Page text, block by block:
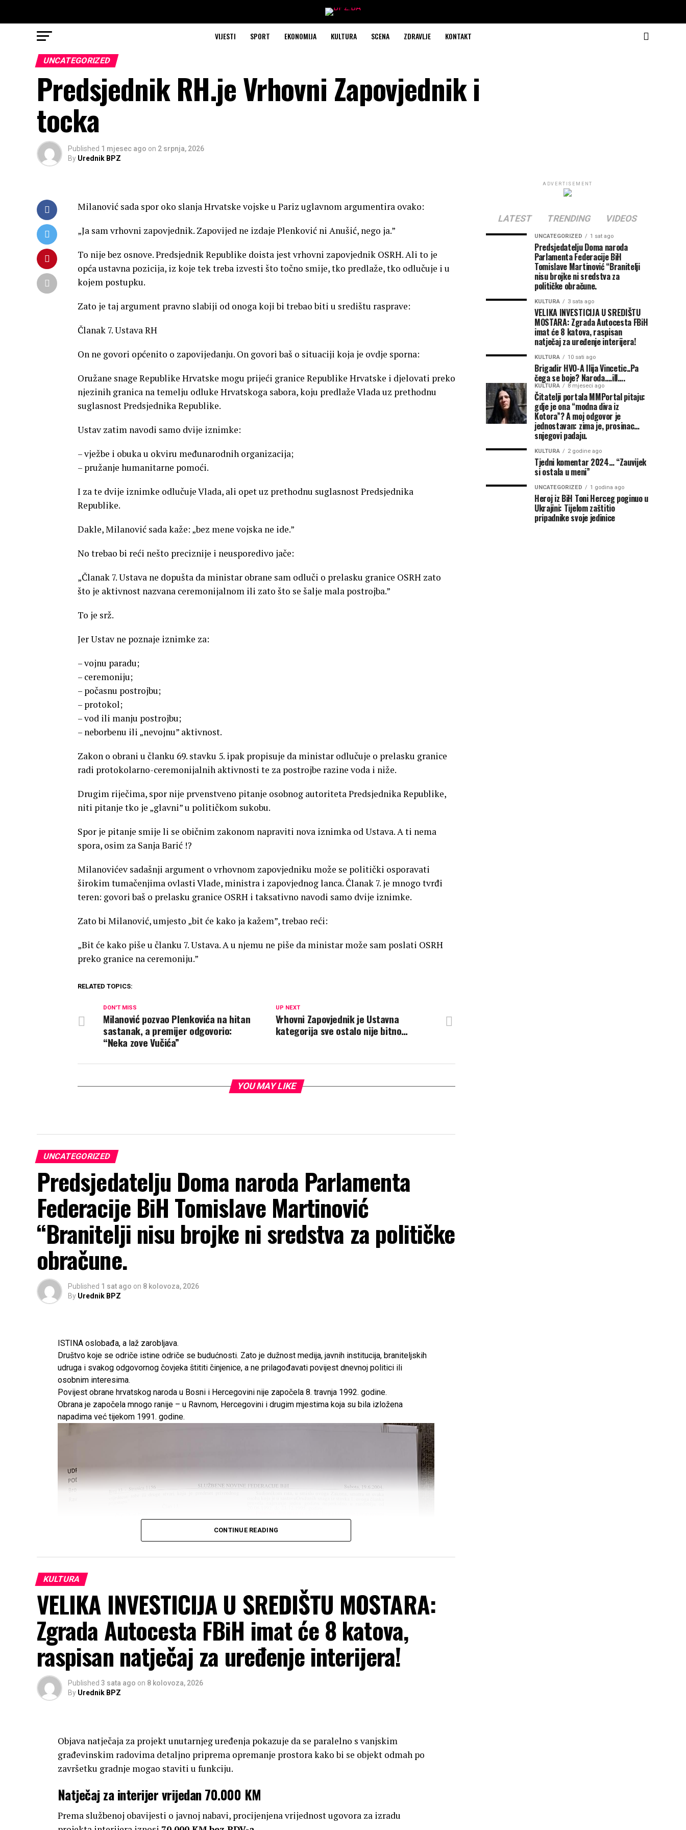
VIJESTI SPORT EKONOMIJA KULTURA SCENA ZDRAVLJE KONTAKT
UNCATEGORIZED
Predsjednik RH.je Vrhovni Zapovjednik i
tocka
Published 1 mjesec ago on 2 srpnja, 2026
By Urednik BPZ
Milanović sada spor oko slanja Hrvatske vojske u Pariz uglavnom argumentira ovako:
„Ja sam vrhovni zapovjednik. Zapovijed ne izdaje Plenković ni Anušić, nego ja.”
To nije bez osnove. Predsjednik Republike doista jest vrhovni zapovjednik OSRH. Ali to je
opća ustavna pozicija, iz koje tek treba izvesti što točno smije, tko predlaže, tko odlučuje i u
kojem postupku.
Zato je taj argument pravno slabiji od onoga koji bi trebao biti u središtu rasprave:
Članak 7. Ustava RH
On ne govori općenito o zapovijedanju. On govori baš o situaciji koja je ovdje sporna:
Oružane snage Republike Hrvatske mogu prijeći granice Republike Hrvatske i djelovati preko
njezinih granica na temelju odluke Hrvatskoga sabora, koju predlaže Vlada uz prethodnu
suglasnost Predsjednika Republike.
Ustav zatim navodi samo dvije iznimke:
– vježbe i obuka u okviru međunarodnih organizacija;
– pružanje humanitarne pomoći.
I za te dvije iznimke odlučuje Vlada, ali opet uz prethodnu suglasnost Predsjednika
Republike.
Dakle, Milanović sada kaže: „bez mene vojska ne ide.”
No trebao bi reći nešto preciznije i neusporedivo jače:
„Članak 7. Ustava ne dopušta da ministar obrane sam odluči o prelasku granice OSRH zato
što je aktivnost nazvana ceremonijalnom ili zato što se šalje mala postrojba.”
To je srž.
Jer Ustav ne poznaje iznimke za:
– vojnu paradu;
– ceremoniju;
– počasnu postrojbu;
– protokol;
– vod ili manju postrojbu;
– neborbenu ili „nevojnu” aktivnost.
Zakon o obrani u članku 69. stavku 5. ipak propisuje da ministar odlučuje o prelasku granice
radi protokolarno-ceremonijalnih aktivnosti te za postrojbe razine voda i niže.
Drugim riječima, spor nije prvenstveno pitanje osobnog autoriteta Predsjednika Republike,
niti pitanje tko je „glavni” u političkom sukobu.
Spor je pitanje smije li se običnim zakonom napraviti nova iznimka od Ustava. A ti nema
spora, osim za Sanja Barić !?
Milanovićev sadašnji argument o vrhovnom zapovjedniku može se politički osporavati
širokim tumačenjima ovlasti Vlade, ministra i zapovjednog lanca. Članak 7. je mnogo tvrđi
teren: govori baš o prelasku granice OSRH i taksativno navodi samo dvije iznimke.
Zato bi Milanović, umjesto „bit će kako ja kažem”, trebao reći:
„Bit će kako piše u članku 7. Ustava. A u njemu ne piše da ministar može sam poslati OSRH
preko granice na ceremoniju.”
RELATED TOPICS:
UP NEXT
Vrhovni Zapovjednik je Ustavna
kategorija sve ostalo nije bitno…
DON'T MISS
Milanović pozvao Plenkovića na hitan
sastanak, a premijer odgovorio:
“Neka zove Vučića”
YOU MAY LIKE
UNCATEGORIZED
Predsjedatelju Doma naroda Parlamenta
Federacije BiH Tomislave Martinović
“Branitelji nisu brojke ni sredstva za političke
obračune.
Published 1 sat ago on 8 kolovoza, 2026
By Urednik BPZ
ISTINA oslobađa, a laž zarobljava.
Društvo koje se odriče istine odriče se budućnosti. Zato je dužnost medija, javnih institucija, braniteljskih
udruga i svakog odgovornog čovjeka štititi činjenice, a ne prilagođavati povijest dnevnoj politici ili
osobnim interesima.
Povijest obrane hrvatskog naroda u Bosni i Hercegovini nije započela 8. travnja 1992. godine.
Obrana je započela mnogo ranije – u Ravnom, Hercegovini i drugim mjestima koja su bila izložena
napadima već tijekom 1991. godine.
CONTINUE READING
KULTURA
VELIKA INVESTICIJA U SREDIŠTU MOSTARA:
Zgrada Autocesta FBiH imat će 8 katova,
raspisan natječaj za uređenje interijera!
Published 3 sata ago on 8 kolovoza, 2026
By Urednik BPZ
Objava natječaja za projekt unutarnjeg uređenja pokazuje da se paralelno s vanjskim
građevinskim radovima detaljno priprema opremanje prostora kako bi se objekt odmah po
završetku gradnje mogao staviti u funkciju.
Natječaj za interijer vrijedan 70.000 KM
Prema službenoj obavijesti o javnoj nabavi, procijenjena vrijednost ugovora za izradu
ADVERTISEMENT
LATEST TRENDING VIDEOS
UNCATEGORIZED 1 sat ago
Predsjedatelju Doma naroda
Parlamenta Federacije BiH
Tomislave Martinović “Branitelji
nisu brojke ni sredstva za
političke obračune.
KULTURA 3 sata ago
VELIKA INVESTICIJA U SREDIŠTU
MOSTARA: Zgrada Autocesta FBiH
imat će 8 katova, raspisan
natječaj za uređenje interijera!
KULTURA 10 sati ago
Brigadir HVO-A Ilija Vincetic..Pa
čega se boje? Naroda….ill….
KULTURA 8 mjeseci ago
Čitatelji portala MMPortal pitaju:
gdje je ona “modna diva iz
Kotora”? A moj odgovor je
jednostavan: zima je, prosinac…
snjegovi padaju.
KULTURA 2 godine ago
Tjedni komentar 2024… “Zauvijek
si ostala u meni”
UNCATEGORIZED 1 godina ago
Heroj iz BiH Toni Herceg poginuo u
Ukrajini: Tijelom zaštitio
pripadnike svoje jedinice